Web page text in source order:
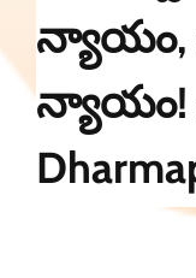
న్యాయం,
న్యాయం!